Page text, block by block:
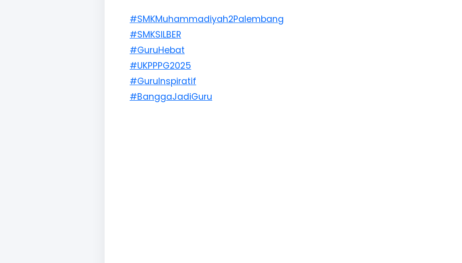
#SMKMuhammadiyah2Palembang
#SMKSILBER
#GuruHebat
#UKPPPG2025
#GuruInspiratif
#BanggaJadiGuru